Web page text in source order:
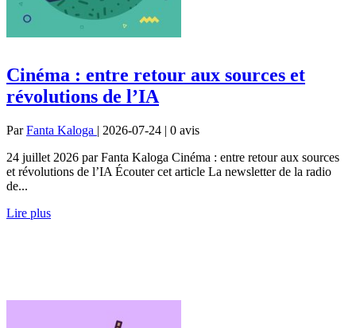
Cinéma : entre retour aux sources et
révolutions de l’IA
ParFanta Kaloga | 2026-07-24 | 0 avis
24 juillet 2026 par Fanta Kaloga Cinéma : entre retour aux sources
et révolutions de l’IA Écouter cet article La newsletter de la radio
de...
Lire plus